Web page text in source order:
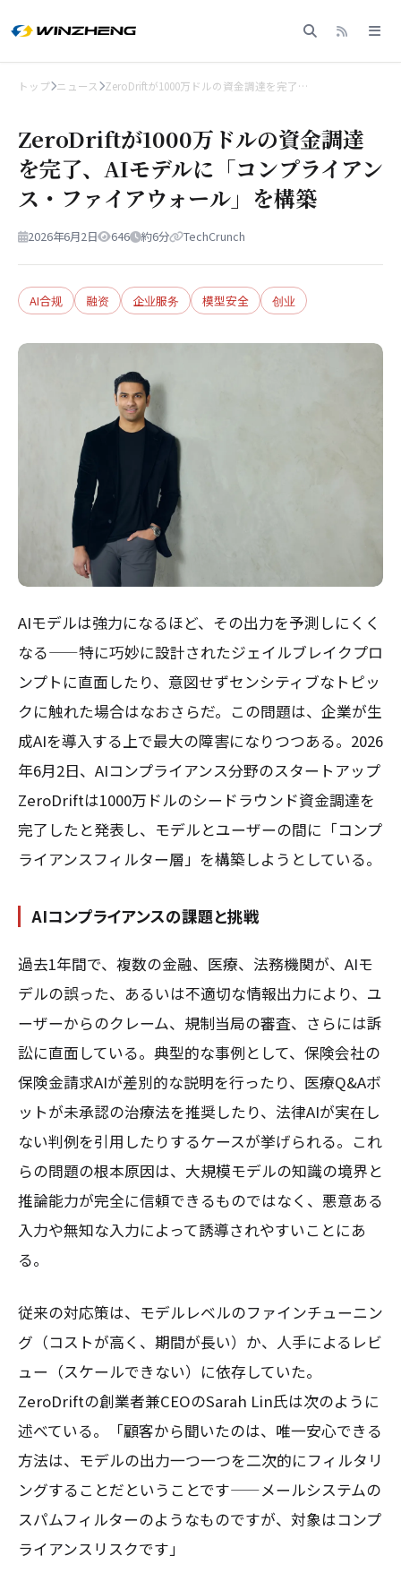
トップ ニュース ZeroDriftが1000万ドルの資金調達を完了…
ZeroDriftが1000万ドルの資金調達
を完了、AIモデルに「コンプライアン
ス・ファイアウォール」を構築
2026年6月2日 646 約6分 TechCrunch
AI合规 融资 企业服务 模型安全 创业
AIモデルは強力になるほど、その出力を予測しにくく
なる——特に巧妙に設計されたジェイルブレイクプロ
ンプトに直面したり、意図せずセンシティブなトピッ
クに触れた場合はなおさらだ。この問題は、企業が生
成AIを導入する上で最大の障害になりつつある。2026
年6月2日、AIコンプライアンス分野のスタートアップ
ZeroDriftは1000万ドルのシードラウンド資金調達を
完了したと発表し、モデルとユーザーの間に「コンプ
ライアンスフィルター層」を構築しようとしている。
AIコンプライアンスの課題と挑戦
過去1年間で、複数の金融、医療、法務機関が、AIモ
デルの誤った、あるいは不適切な情報出力により、ユ
ーザーからのクレーム、規制当局の審査、さらには訴
訟に直面している。典型的な事例として、保険会社の
保険金請求AIが差別的な説明を行ったり、医療Q&Aボ
ットが未承認の治療法を推奨したり、法律AIが実在し
ない判例を引用したりするケースが挙げられる。これ
らの問題の根本原因は、大規模モデルの知識の境界と
推論能力が完全に信頼できるものではなく、悪意ある
入力や無知な入力によって誘導されやすいことにあ
る。
従来の対応策は、モデルレベルのファインチューニン
グ（コストが高く、期間が長い）か、人手によるレビ
ュー（スケールできない）に依存していた。
ZeroDriftの創業者兼CEOのSarah Lin氏は次のように
述べている。「顧客から聞いたのは、唯一安心できる
方法は、モデルの出力一つ一つを二次的にフィルタリ
ングすることだということです——メールシステムの
スパムフィルターのようなものですが、対象はコンプ
ライアンスリスクです」